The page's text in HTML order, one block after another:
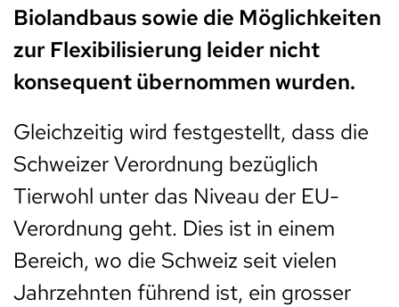
Biolandbaus sowie die Möglichkeiten
zur Flexibilisierung leider nicht
konsequent übernommen wurden.
Gleichzeitig wird festgestellt, dass die
Schweizer Verordnung bezüglich
Tierwohl unter das Niveau der EU-
Verordnung geht. Dies ist in einem
Bereich, wo die Schweiz seit vielen
Jahrzehnten führend ist, ein grosser